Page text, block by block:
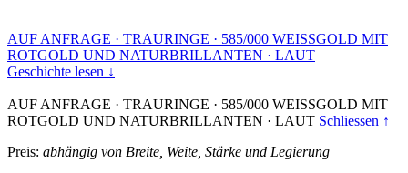
AUF ANFRAGE · TRAURINGE · 585/000 WEISSGOLD MIT
ROTGOLD UND NATURBRILLANTEN · LAUT
Geschichte lesen ↓
AUF ANFRAGE · TRAURINGE · 585/000 WEISSGOLD MIT
ROTGOLD UND NATURBRILLANTEN · LAUT Schliessen ↑
Preis: abhängig von Breite, Weite, Stärke und Legierung